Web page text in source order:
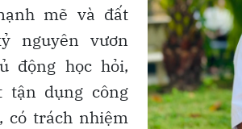
mẽ và đất
nguyên vươn
động học hỏi,
tận dụng công
có trách nhiệm